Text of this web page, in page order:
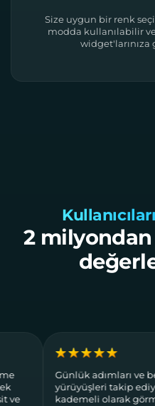
Size uygun bir renk
modda kullanılabilir
widget'larınıza
2 milyondan
Günlük adımları ve belirli
yürüyüşleri takip ediyor,
kademeli olarak görmek